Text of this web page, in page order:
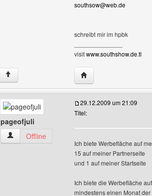
southsow@web.de
schreibt mir im hpbk
visitwww.southshow.de.tl
↑ Website dieses
pageofjuli
pageofjuli Benutzer-Profile anzeigen
Offline
29.12.2009 um 21:09
Titel:
Ich biete Werbefläche auf
15 auf meiner Partnerseite
und 1 auf meiner Startseite
Ich biete die Werbefläche
mindestens einen Monat